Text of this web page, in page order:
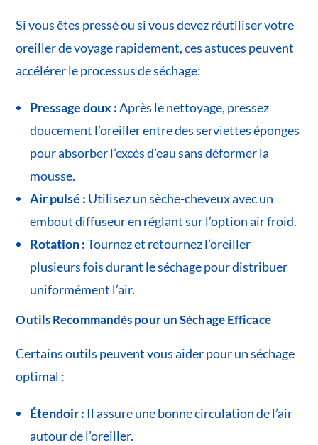
Si vous êtes pressé ou si vous devez réutiliser votre
oreiller de voyage rapidement, ces astuces peuvent
accélérer le processus de séchage:
Pressage doux :Après le nettoyage, pressez
doucement l’oreiller entre des serviettes éponges
pour absorber l’excès d’eau sans déformer la
mousse.
Air pulsé : Utilisez un sèche-cheveux avec un
embout diffuseur en réglant sur l’option air froid.
Rotation :Tournez et retournez l’oreiller
plusieurs fois durant le séchage pour distribuer
uniformément l’air.
Outils Recommandés pour un Séchage Efficace
Certains outils peuvent vous aider pour un séchage
optimal :
Étendoir : Il assure une bonne circulation de l’air
autour de l’oreiller.